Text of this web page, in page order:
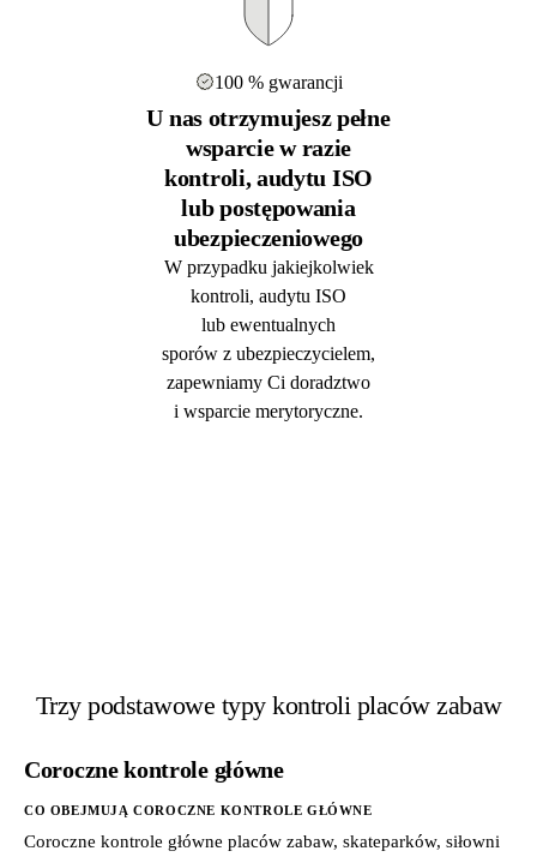
100 % gwarancji
U nas otrzymujesz pełne
wsparcie w razie
kontroli, audytu ISO
lub postępowania
ubezpieczeniowego
W przypadku jakiejkolwiek
kontroli, audytu ISO
lub ewentualnych
sporów z ubezpieczycielem,
zapewniamy Ci doradztwo
i wsparcie merytoryczne.
Trzy podstawowe typy kontroli placów zabaw
Coroczne kontrole główne
CO OBEJMUJĄ COROCZNE KONTROLE GŁÓWNE
Coroczne kontrole główne placów zabaw, skateparków, siłowni